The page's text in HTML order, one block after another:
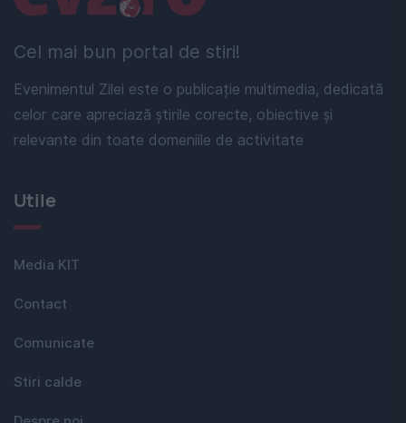
Cel mai bun portal de stiri!
Evenimentul Zilei este o publicație multimedia, dedicată
celor care apreciază știrile corecte, obiective și
relevante din toate domeniile de activitate
Utile
Media KIT
Contact
Comunicate
Stiri calde